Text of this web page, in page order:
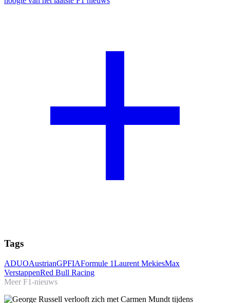
Tags
ADUOAustrianGPFIAFormule 1Laurent MekiesMax
VerstappenRed Bull Racing
Meer F1-nieuws